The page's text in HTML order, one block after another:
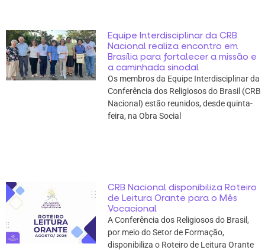
Equipe Interdisciplinar da CRB
Nacional realiza encontro em
Brasília para fortalecer a missão e
a caminhada sinodal
Os membros da Equipe Interdisciplinar da
Conferência dos Religiosos do Brasil (CRB
Nacional) estão reunidos, desde quinta-
feira, na Obra Social
CRB Nacional disponibiliza Roteiro
de Leitura Orante para o Mês
Vocacional
A Conferência dos Religiosos do Brasil,
por meio do Setor de Formação,
disponibiliza o Roteiro de Leitura Orante